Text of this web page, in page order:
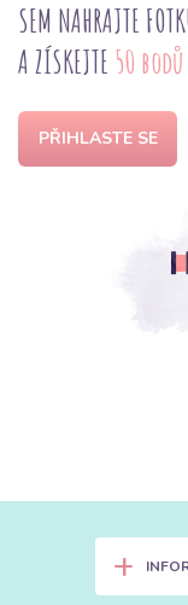
SEM NAHRAJTE
A ZÍSKEJTE 50 bodů
PŘIHLASTE SE
+